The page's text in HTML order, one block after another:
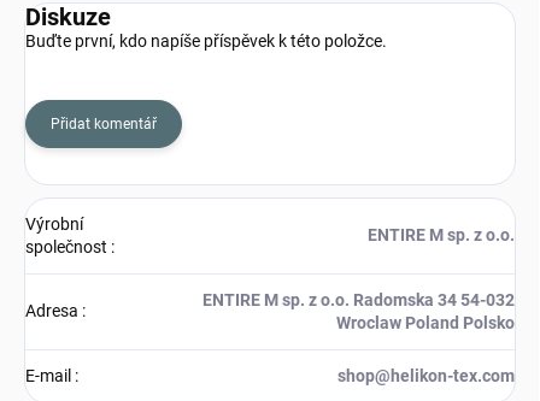
Diskuze
Buďte první, kdo napíše příspěvek k této položce.
Přidat komentář
Výrobní
společnost :
ENTIRE M sp. z o.o.
Adresa :
ENTIRE M sp. z o.o. Radomska 34 54-032
Wroclaw Poland Polsko
E-mail : shop@helikon-tex.com